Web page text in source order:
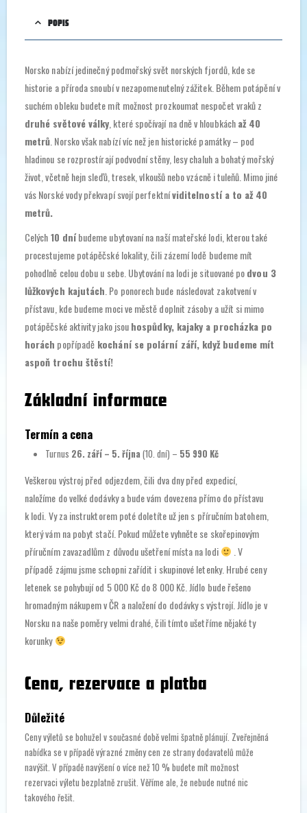
POPIS
Norsko nabízí jedinečný podmořský svět norských fjordů, kde se
historie a příroda snoubí v nezapomenutelný zážitek. Během potápění v
suchém obleku budete mít možnost prozkoumat nespočet vraků z
druhé světové války , které spočívají na dně v hloubkáchaž 40
metrů . Norsko však nabízí víc než jen historické památky – pod
hladinou se rozprostírají podvodní stěny, lesy chaluh a bohatý mořský
život, včetně hejn sleďů, tresek, vlkoušů nebo vzácně i tuleňů. Mimo jiné
vás Norské vody překvapí svojí perfektníviditelností a to až 40
metrů.
Celých10 dníbudeme ubytovaní na naší mateřské lodi, kterou také
procestujeme potápěčské lokality, čili zázemí lodě budeme mít
pohodlně celou dobu u sebe. Ubytování na lodi je situované podvou 3
lůžkových kajutách . Po ponorech bude následovat zakotvení v
přístavu, kde budeme moci ve městě doplnit zásoby a užít si mimo
potápěčské aktivity jako jsouhospůdky, kajaky a procházka po
horách popřípadě kochání se polární září, když budeme mít
aspoň trochu štěstí!
Základní informace
Termín a cena
Turnus 26. září – 5. října (10. dní) – 55 990 Kč
Veškerou výstroj před odjezdem, čili dva dny před expedicí,
naložíme do velké dodávky a bude vám dovezena přímo do přístavu
k lodi. Vy za instruktorem poté doletíte už jen s příručním batohem,
který vám na pobyt stačí. Pokud můžete vyhněte se skořepinovým
příručním zavazadlům z důvodu ušetření místa na lodi
. V
případě zájmu jsme schopni zařídit i skupinové letenky. Hrubé ceny
letenek se pohybují od 5 000 Kč do 8 000 Kč. Jídlo bude řešeno
hromadným nákupem v ČR a naložení do dodávky s výstrojí. Jídlo je v
Norsku na naše poměry velmi drahé, čili tímto ušetříme nějaké ty
korunky
Cena, rezervace a platba
Důležité
Ceny výletů se bohužel v současné době velmi špatně plánují. Zveřejněná
nabídka se v případě výrazné změny cen ze strany dodavatelů může
navýšit. V případě navýšení o více než 10 % budete mít možnost
rezervaci výletu bezplatně zrušit. Věříme ale, že nebude nutné nic
takového řešit.